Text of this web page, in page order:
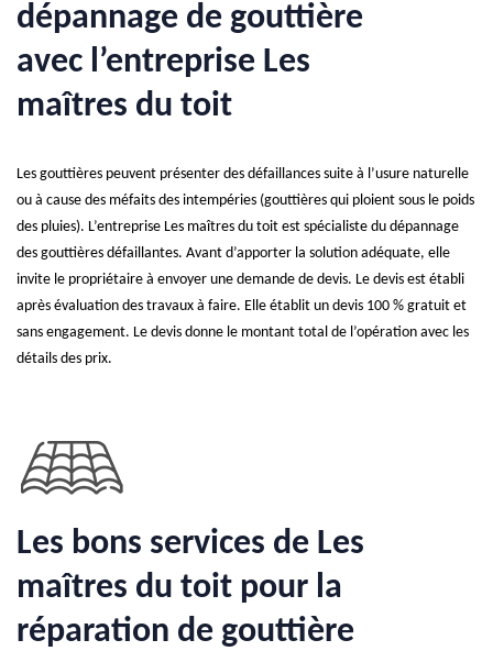
dépannage de gouttière
avec l’entreprise Les
maîtres du toit
Les gouttières peuvent présenter des défaillances suite à l’usure naturelle
ou à cause des méfaits des intempéries (gouttières qui ploient sous le poids
des pluies). L’entreprise Les maîtres du toit est spécialiste du dépannage
des gouttières défaillantes. Avant d’apporter la solution adéquate, elle
invite le propriétaire à envoyer une demande de devis. Le devis est établi
après évaluation des travaux à faire. Elle établit un devis 100 % gratuit et
sans engagement. Le devis donne le montant total de l’opération avec les
détails des prix.
Les bons services de Les
maîtres du toit pour la
réparation de gouttière